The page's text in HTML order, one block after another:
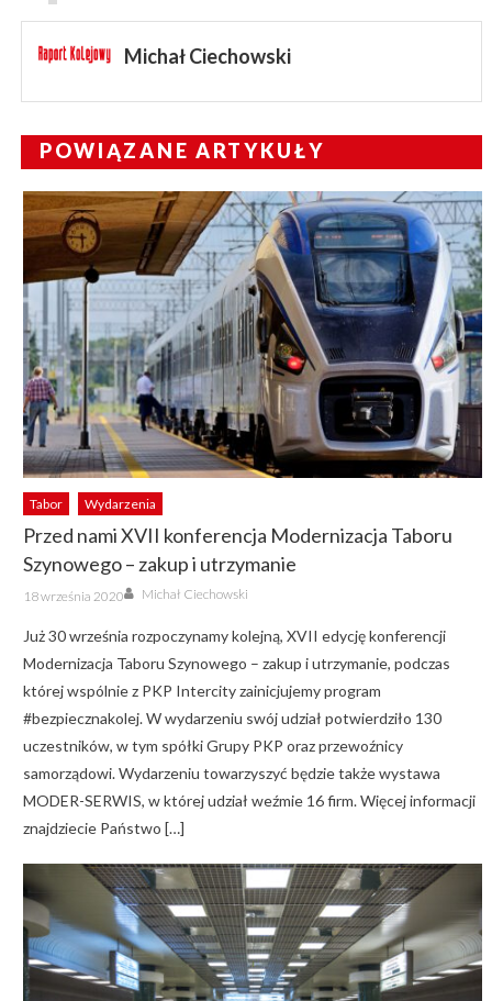
Michał Ciechowski
POWIĄZANE ARTYKUŁY
Tabor Wydarzenia
Przed nami XVII konferencja Modernizacja Taboru
Szynowego – zakup i utrzymanie
Posted
on
18 września 2020 Author
Michał Ciechowski
Już 30 września rozpoczynamy kolejną, XVII edycję konferencji
Modernizacja Taboru Szynowego – zakup i utrzymanie, podczas
której wspólnie z PKP Intercity zainicjujemy program
#bezpiecznakolej. W wydarzeniu swój udział potwierdziło 130
uczestników, w tym spółki Grupy PKP oraz przewoźnicy
samorządowi. Wydarzeniu towarzyszyć będzie także wystawa
MODER-SERWIS, w której udział weźmie 16 firm. Więcej informacji
znajdziecie Państwo […]